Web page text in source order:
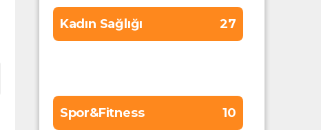
Kadın Sağlığı 27
Spor&Fitness 10